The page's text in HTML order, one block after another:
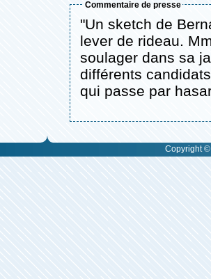
commentaire de presse
"Un sketch de
lever de rideau. Mme Strüss cherche un
soulager dans sa
différents candidats.
qui passe par
Copyright